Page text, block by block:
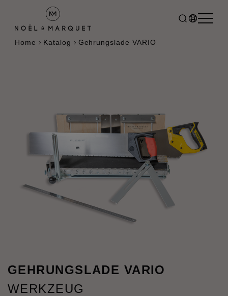
Home Katalog Gehrungslade VARIO
GEHRUNGSLADE VARIO
WERKZEUG